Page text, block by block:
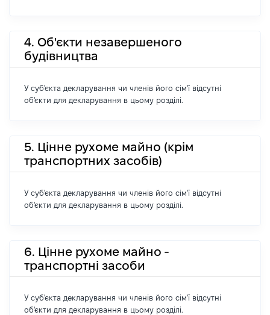
4. Об'єкти незавершеного
будівництва
У суб'єкта декларування чи членів його сім'ї відсутні
об'єкти для декларування в цьому розділі.
5. Цінне рухоме майно (крім
транспортних засобів)
У суб'єкта декларування чи членів його сім'ї відсутні
об'єкти для декларування в цьому розділі.
6. Цінне рухоме майно -
транспортні засоби
У суб'єкта декларування чи членів його сім'ї відсутні
об'єкти для декларування в цьому розділі.